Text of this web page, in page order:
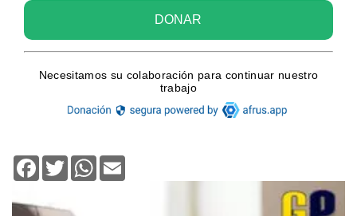
Facebook
TwitterWhatsApp